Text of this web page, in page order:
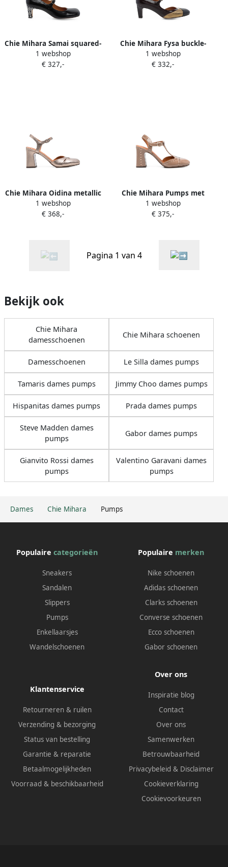
Dames Chie Mihara Pumps
Chie Mihara Samai squared-
toe pumps Zwart
1 webshop
€ 327,-
Chie Mihara Fysa buckle-
fastening pumps Zwart
1 webshop
€ 332,-
Chie Mihara Oidina metallic
pumps met gekruiste
bandjes Goud
1 webshop
€ 368,-
Chie Mihara Pumps met
brogue-detail en T-bandje
Beige
1 webshop
€ 375,-
Pagina 1 van 4
Bekijk ook
Chie Mihara
damesschoenen
Chie Mihara schoenen
Damesschoenen Le Silla dames pumps
Tamaris dames pumps Jimmy Choo dames pumps
Hispanitas dames pumps Prada dames pumps
Steve Madden dames
pumps
Gabor dames pumps
Gianvito Rossi dames
pumps
Valentino Garavani dames
pumps
Populaire categorieën
Sneakers
Sandalen
Slippers
Pumps
Enkellaarsjes
Wandelschoenen
Populaire merken
Nike schoenen
Adidas schoenen
Clarks schoenen
Converse schoenen
Ecco schoenen
Gabor schoenen
Klantenservice
Retourneren & ruilen
Verzending & bezorging
Status van bestelling
Garantie & reparatie
Betaalmogelijkheden
Voorraad & beschikbaarheid
Over ons
Inspiratie blog
Contact
Over ons
Samenwerken
Betrouwbaarheid
Privacybeleid & Disclaimer
Cookieverklaring
Cookievoorkeuren